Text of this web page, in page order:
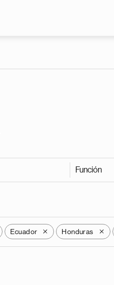
Función
Ecuador X Honduras X